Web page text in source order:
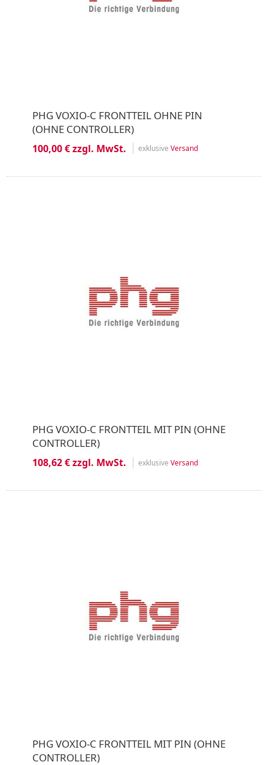
PHG VOXIO-C FRONTTEIL OHNE PIN
(OHNE CONTROLLER)
100,00 € zzgl. MwSt. exklusive Versand
PHG VOXIO-C FRONTTEIL MIT PIN (OHNE
CONTROLLER)
108,62 € zzgl. MwSt. exklusive Versand
PHG VOXIO-C FRONTTEIL MIT PIN (OHNE
CONTROLLER)